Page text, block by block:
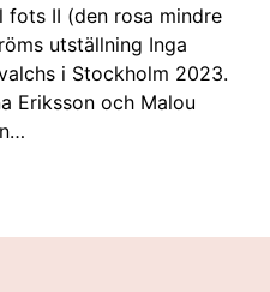
II (den rosa mindre
utställning Inga
i Stockholm 2023.
Eriksson och Malou